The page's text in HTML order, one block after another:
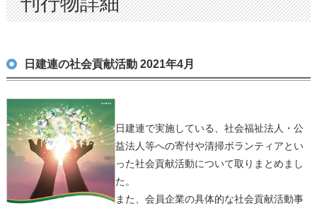
日建連の社会貢献活動 2021年4月
日建連で実施している、社会福祉法人・公
益法人等への寄付や清掃ボランティアとい
った社会貢献活動について取りまとめまし
た。
また、会員企業の具体的な社会貢献活動事